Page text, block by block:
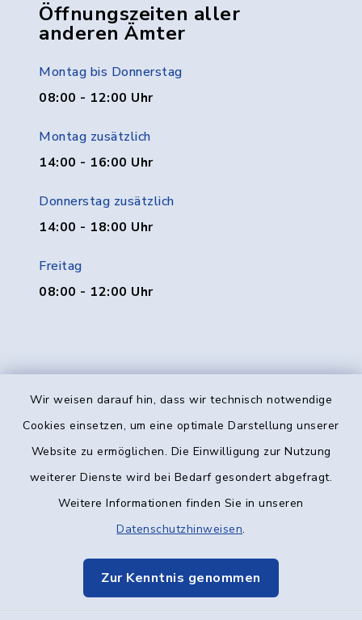
Wir weisen darauf hin, dass wir technisch notwendige
Cookies einsetzen, um eine optimale Darstellung unserer
Website zu ermöglichen. Die Einwilligung zur Nutzung
weiterer Dienste wird bei Bedarf gesondert abgefragt.
Weitere Informationen finden Sie in unseren
Datenschutzhinweisen.
Zur Kenntnis genommen
Öffnungszeiten aller
anderen Ämter
Montag bis Donnerstag
08:00 - 12:00 Uhr
Montag zusätzlich
14:00 - 16:00 Uhr
Donnerstag zusätzlich
14:00 - 18:00 Uhr
Freitag
08:00 - 12:00 Uhr
Kontakt
Datenschutz
Elektronische Kommunikation